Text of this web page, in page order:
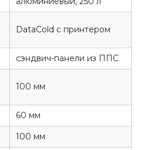
DataCold с принтером
сэндвич-панели из ППС
100 мм
60 мм
100 мм